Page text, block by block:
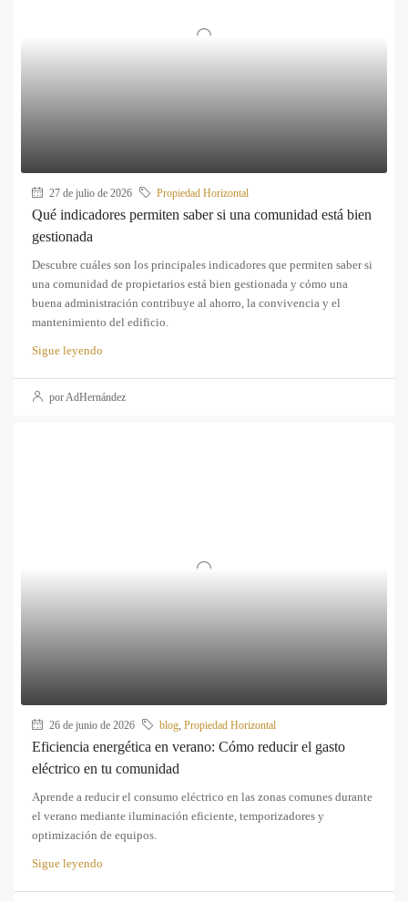
27 de julio de 2026 Propiedad Horizontal
Qué indicadores permiten saber si una comunidad está bien
gestionada
Descubre cuáles son los principales indicadores que permiten saber si
una comunidad de propietarios está bien gestionada y cómo una
buena administración contribuye al ahorro, la convivencia y el
mantenimiento del edificio.
Sigue leyendo
por AdHernández
26 de junio de 2026 blog Propiedad Horizontal
Eficiencia energética en verano: Cómo reducir el gasto
eléctrico en tu comunidad
Aprende a reducir el consumo eléctrico en las zonas comunes durante
el verano mediante iluminación eficiente, temporizadores y
optimización de equipos.
Sigue leyendo